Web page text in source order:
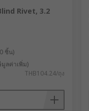
Rivet, 3.2
ชิ้น)
ลค่าเพิ่ม)
THB104.24/ถุง